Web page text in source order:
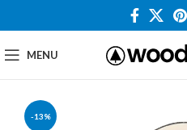
MENU
-13%